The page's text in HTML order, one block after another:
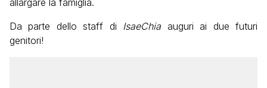
allargare la famiglia.
Da parte dello staff di IsaeChia auguri ai due futuri
genitori!